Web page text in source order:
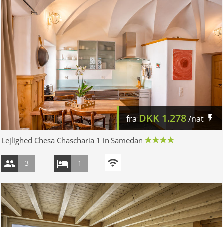
fra DKK 1.278/nat
Lejlighed Chesa Chascharia 1 in Samedan
3 1